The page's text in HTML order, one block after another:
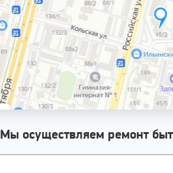
Мы осуществляем ремонт